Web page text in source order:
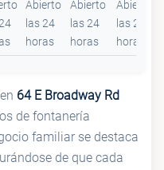
Abierto
las 24
horas
Abierto
las 24
horas
Abierto
las 24
horas
64 E Broadway Rd
de fontanería
familiar se destaca
de que cada